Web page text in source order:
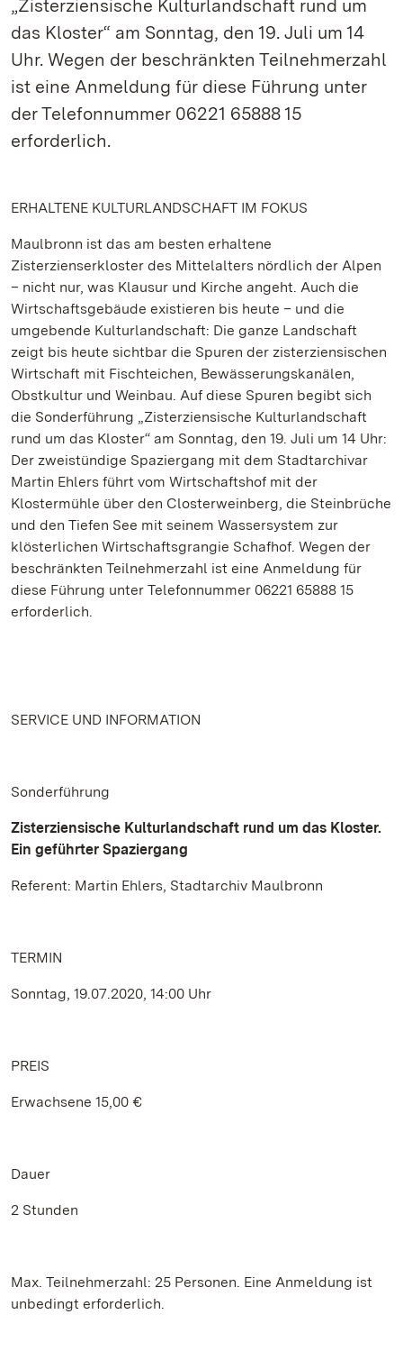
„Zisterziensische Kulturlandschaft rund um
das Kloster“ am Sonntag, den 19. Juli um 14
Uhr. Wegen der beschränkten Teilnehmerzahl
ist eine Anmeldung für diese Führung unter
der Telefonnummer 06221 65888 15
erforderlich.
ERHALTENE KULTURLANDSCHAFT IM FOKUS
Maulbronn ist das am besten erhaltene
Zisterzienserkloster des Mittelalters nördlich der Alpen
– nicht nur, was Klausur und Kirche angeht. Auch die
Wirtschaftsgebäude existieren bis heute – und die
umgebende Kulturlandschaft: Die ganze Landschaft
zeigt bis heute sichtbar die Spuren der zisterziensischen
Wirtschaft mit Fischteichen, Bewässerungskanälen,
Obstkultur und Weinbau. Auf diese Spuren begibt sich
die Sonderführung „Zisterziensische Kulturlandschaft
rund um das Kloster“ am Sonntag, den 19. Juli um 14 Uhr:
Der zweistündige Spaziergang mit dem Stadtarchivar
Martin Ehlers führt vom Wirtschaftshof mit der
Klostermühle über den Closterweinberg, die Steinbrüche
und den Tiefen See mit seinem Wassersystem zur
klösterlichen Wirtschaftsgrangie Schafhof. Wegen der
beschränkten Teilnehmerzahl ist eine Anmeldung für
diese Führung unter Telefonnummer 06221 65888 15
erforderlich.
SERVICE UND INFORMATION
Sonderführung
Zisterziensische Kulturlandschaft rund um das Kloster.
Ein geführter Spaziergang
Referent: Martin Ehlers, Stadtarchiv Maulbronn
TERMIN
Sonntag, 19.07.2020, 14:00 Uhr
PREIS
Erwachsene 15,00 €
Dauer
2 Stunden
Max. Teilnehmerzahl: 25 Personen. Eine Anmeldung ist
unbedingt erforderlich.